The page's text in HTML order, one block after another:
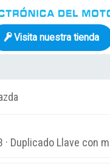
Visita nuestra tienda
· Duplicado Llave con